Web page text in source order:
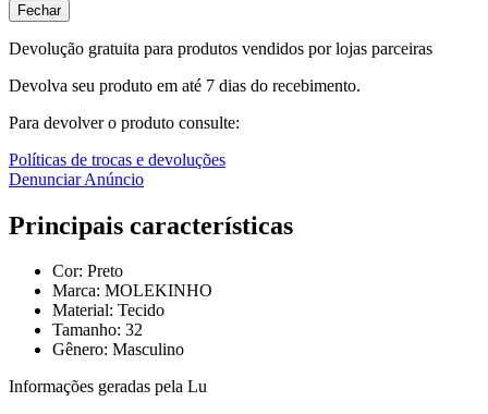
Fechar
Devolução gratuita para produtos vendidos por lojas parceiras
Devolva seu produto em até 7 dias do recebimento.
Para devolver o produto consulte:
Políticas de trocas e devoluções
Denunciar Anúncio
Principais características
Cor: Preto
Marca: MOLEKINHO
Material: Tecido
Tamanho: 32
Gênero: Masculino
Informações geradas pela Lu